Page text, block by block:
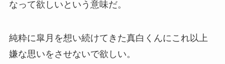
なって欲しいという意味だ。
純粋に皐月を想い続けてきた真白くんにこれ以上
嫌な思いをさせないで欲しい。